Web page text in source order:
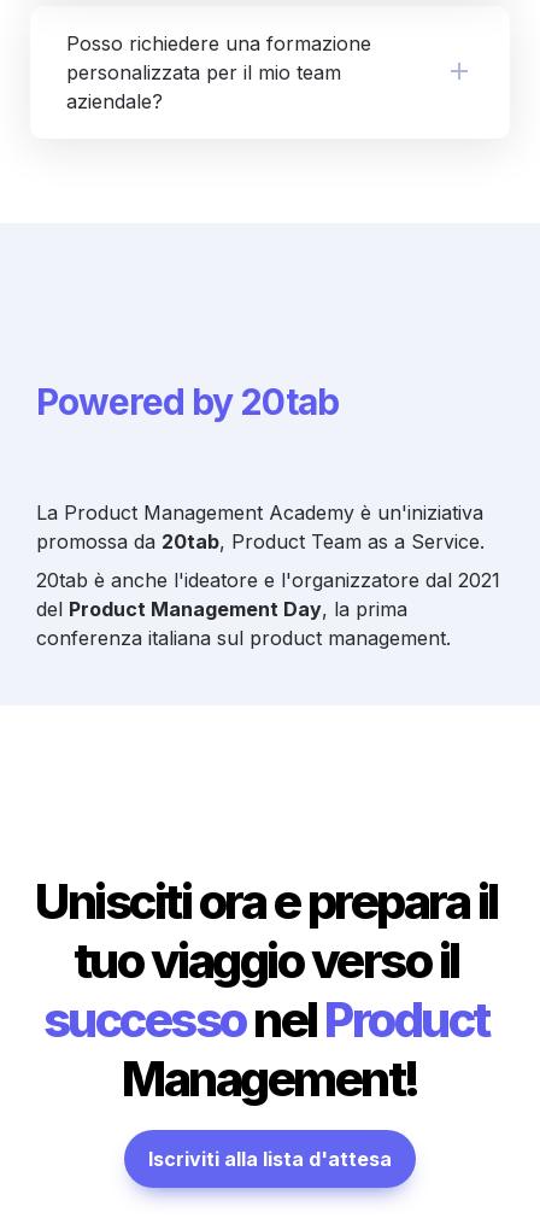
Posso richiedere una formazione
personalizzata per il mio team
aziendale?
Powered by 20tab
La Product Management Academy è un'iniziativa
promossa da 20tab, Product Team as a Service.
20tab è anche l'ideatore e l'organizzatore dal 2021
del Product Management Day, la prima
conferenza italiana sul product management.
Unisciti ora e prepara il
tuo viaggio verso il
successo nel Product
Management!
Iscriviti alla lista d'attesa